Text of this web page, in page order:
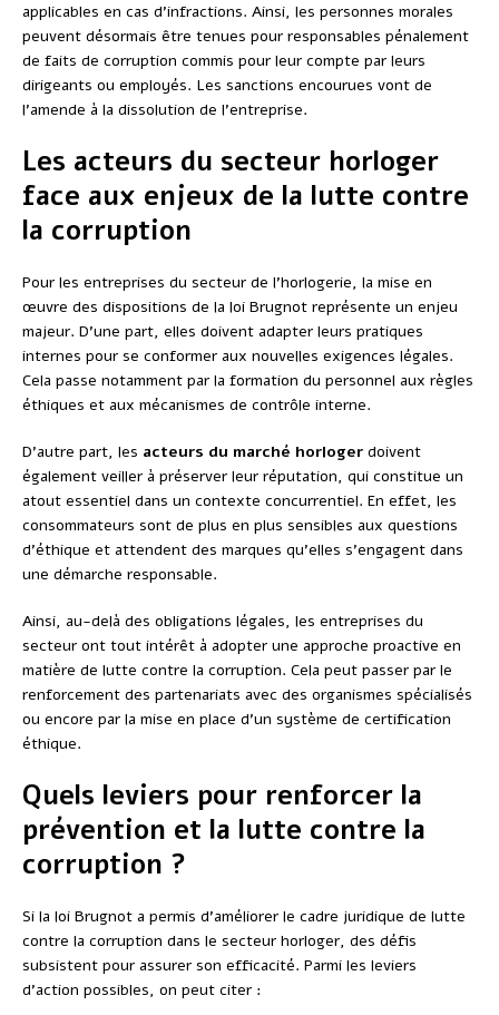
applicables en cas d’infractions. Ainsi, les personnes morales
peuvent désormais être tenues pour responsables pénalement
de faits de corruption commis pour leur compte par leurs
dirigeants ou employés. Les sanctions encourues vont de
l’amende à la dissolution de l’entreprise.
Les acteurs du secteur horloger
face aux enjeux de la lutte contre
la corruption
Pour les entreprises du secteur de l’horlogerie, la mise en
œuvre des dispositions de la loi Brugnot représente un enjeu
majeur. D’une part, elles doivent adapter leurs pratiques
internes pour se conformer aux nouvelles exigences légales.
Cela passe notamment par la formation du personnel aux règles
éthiques et aux mécanismes de contrôle interne.
D’autre part, les acteurs du marché horloger doivent
également veiller à préserver leur réputation, qui constitue un
atout essentiel dans un contexte concurrentiel. En effet, les
consommateurs sont de plus en plus sensibles aux questions
d’éthique et attendent des marques qu’elles s’engagent dans
une démarche responsable.
Ainsi, au-delà des obligations légales, les entreprises du
secteur ont tout intérêt à adopter une approche proactive en
matière de lutte contre la corruption. Cela peut passer par le
renforcement des partenariats avec des organismes spécialisés
ou encore par la mise en place d’un système de certification
éthique.
Quels leviers pour renforcer la
prévention et la lutte contre la
corruption ?
Si la loi Brugnot a permis d’améliorer le cadre juridique de lutte
contre la corruption dans le secteur horloger, des défis
subsistent pour assurer son efficacité. Parmi les leviers
d’action possibles, on peut citer :